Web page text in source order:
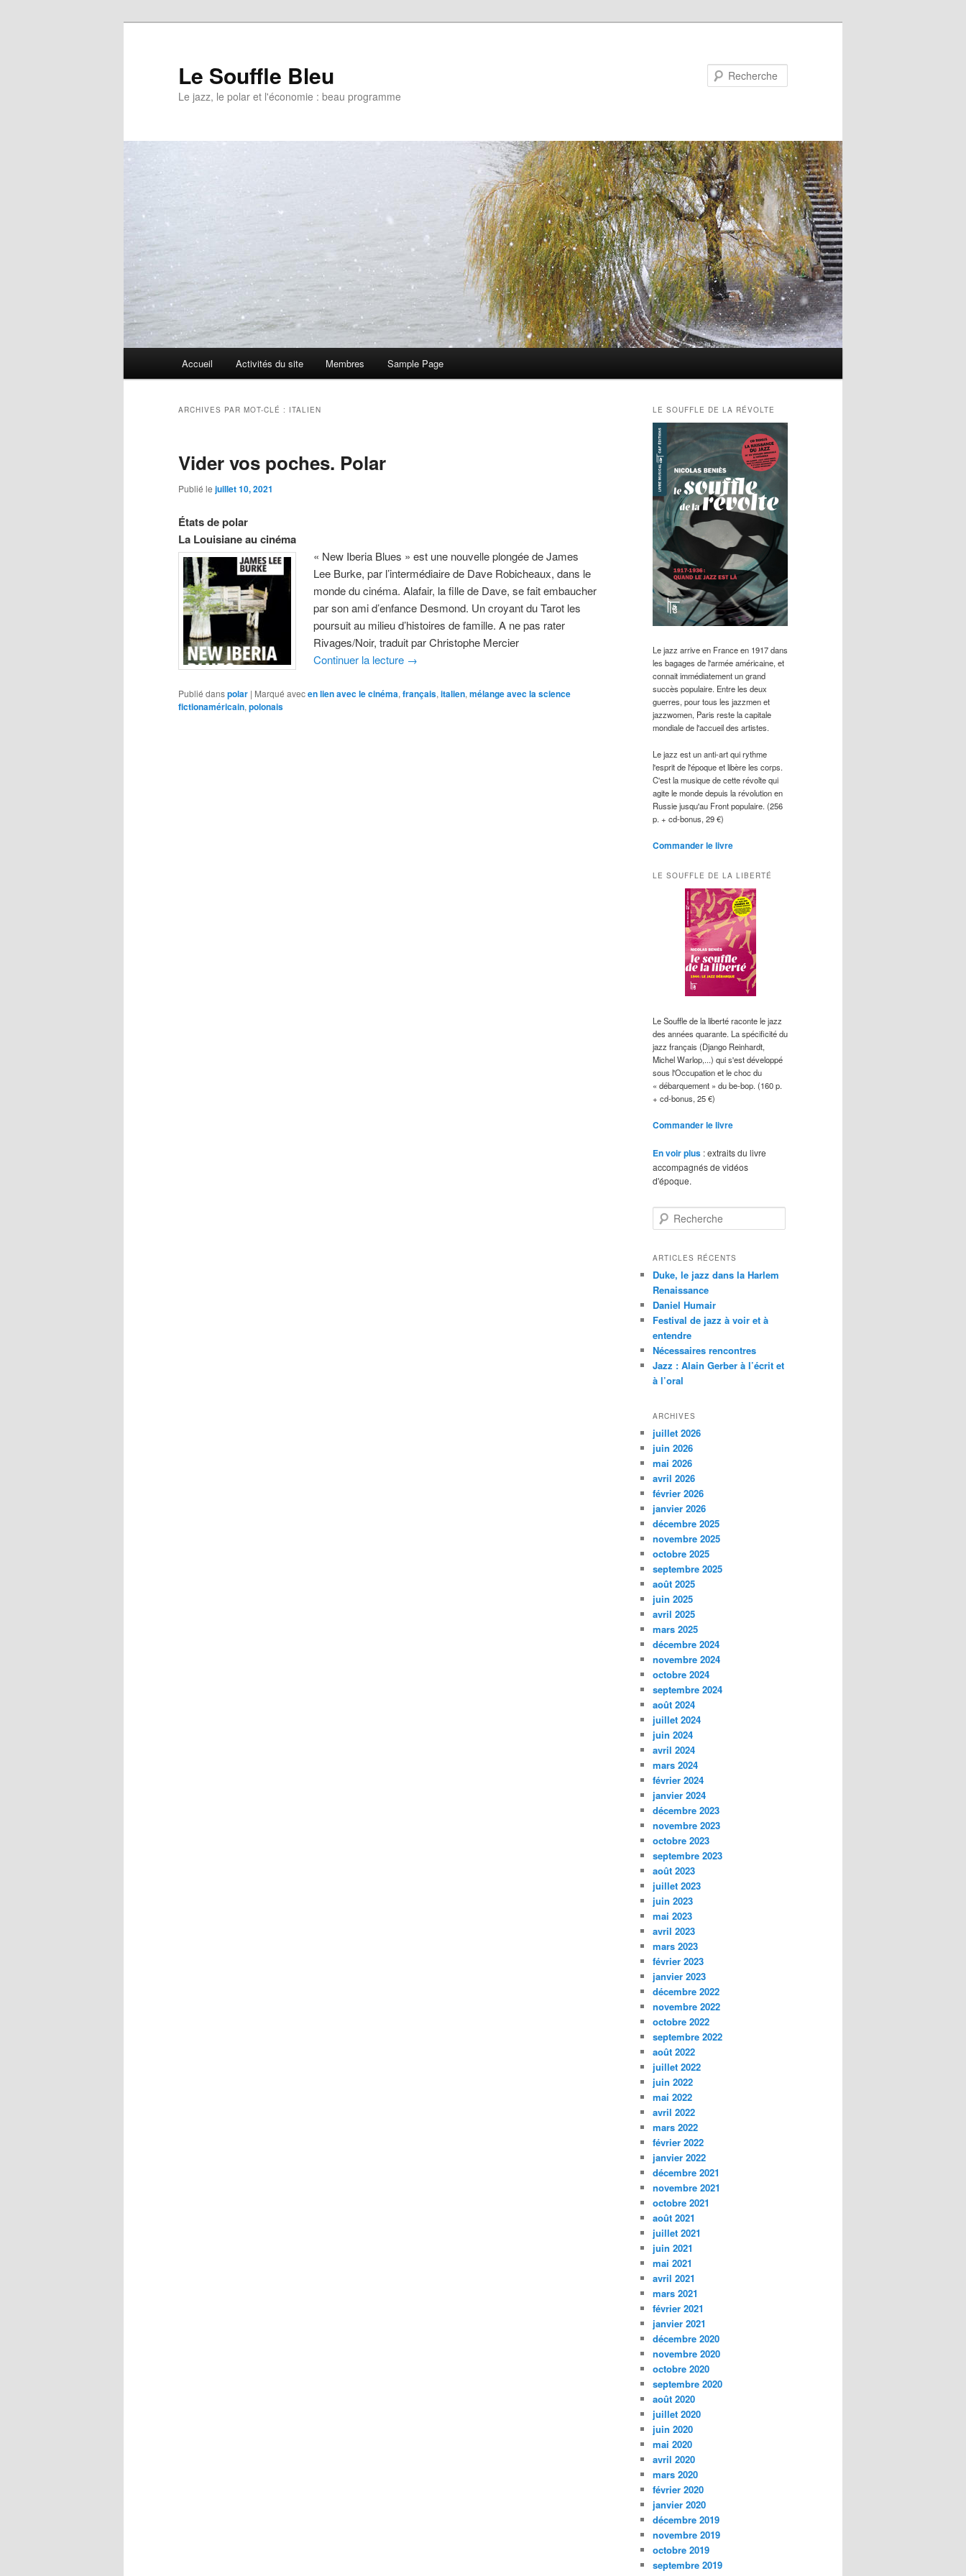
Le Souffle Bleu
Le jazz, le polar et l'économie : beau programme
Aller
principal
Aller
secondaire
Accueil Activités du site Membres Sample Page
ARCHIVES PAR MOT-CLÉ : ITALIEN
Vider vos poches. Polar
Publié le juillet 10, 2021
États de polar
La Louisiane au cinéma
« New Iberia Blues » est une nouvelle plongée de James
Lee Burke, par l’intermédiaire de Dave Robicheaux, dans le
monde du cinéma. Alafair, la fille de Dave, se fait embaucher
par son ami d’enfance Desmond. Un croyant du Tarot les
poursuit au milieu d’histoires de famille. A ne pas rater
Rivages/Noir, traduit par Christophe Mercier
Continuer la lecture →
Publié danspolar | Marqué avecen lien avec le cinéma, français, italien, mélange avec la science
fictionaméricain, polonais
LE SOUFFLE DE LA RÉVOLTE
Le jazz arrive en France en 1917 dans
les bagages de l'armée américaine, et
connait immédiatement un grand
succès populaire. Entre les deux
guerres, pour tous les jazzmen et
jazzwomen, Paris reste la capitale
mondiale de l'accueil des artistes.
Le jazz est un anti-art qui rythme
l'esprit de l'époque et libère les corps.
C'est la musique de cette révolte qui
agite le monde depuis la révolution en
Russie jusqu'au Front populaire. (256
p. + cd-bonus, 29 €)
Commander le livre
LE SOUFFLE DE LA LIBERTÉ
Le Souffle de la liberté raconte le jazz
des années quarante. La spécificité du
jazz français (Django Reinhardt,
Michel Warlop,...) qui s'est développé
sous l'Occupation et le choc du
« débarquement » du be-bop. (160 p.
+ cd-bonus, 25 €)
Commander le livre
En voir plus : extraits du livre
accompagnés de vidéos
d'époque.
e
h
r
c
h
e
ARTICLES RÉCENTS
Duke, le jazz dans la Harlem
Renaissance
Daniel Humair
Festival de jazz à voir et à
entendre
Nécessaires rencontres
Jazz : Alain Gerber à l’écrit et
à l’oral
ARCHIVES
juillet 2026
juin 2026
mai 2026
avril 2026
février 2026
janvier 2026
décembre 2025
novembre 2025
octobre 2025
septembre 2025
août 2025
juin 2025
avril 2025
mars 2025
décembre 2024
novembre 2024
octobre 2024
septembre 2024
août 2024
juillet 2024
juin 2024
avril 2024
mars 2024
février 2024
janvier 2024
décembre 2023
novembre 2023
octobre 2023
septembre 2023
août 2023
juillet 2023
juin 2023
mai 2023
avril 2023
mars 2023
février 2023
janvier 2023
décembre 2022
novembre 2022
octobre 2022
septembre 2022
août 2022
juillet 2022
juin 2022
mai 2022
avril 2022
mars 2022
février 2022
janvier 2022
décembre 2021
novembre 2021
octobre 2021
août 2021
juillet 2021
juin 2021
mai 2021
avril 2021
mars 2021
février 2021
janvier 2021
décembre 2020
novembre 2020
octobre 2020
septembre 2020
août 2020
juillet 2020
juin 2020
mai 2020
avril 2020
mars 2020
février 2020
janvier 2020
décembre 2019
novembre 2019
octobre 2019
septembre 2019